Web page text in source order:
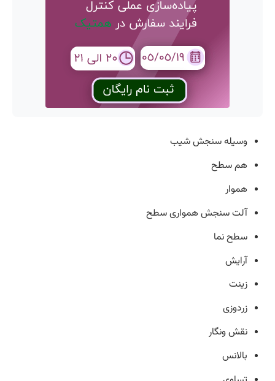
وسیله سنجش شیب
هم سطح
هموار
آلت سنجش همواری سطح
سطح نما
آرایش
زینت
زردوزی
نقش ونگار
بالانس